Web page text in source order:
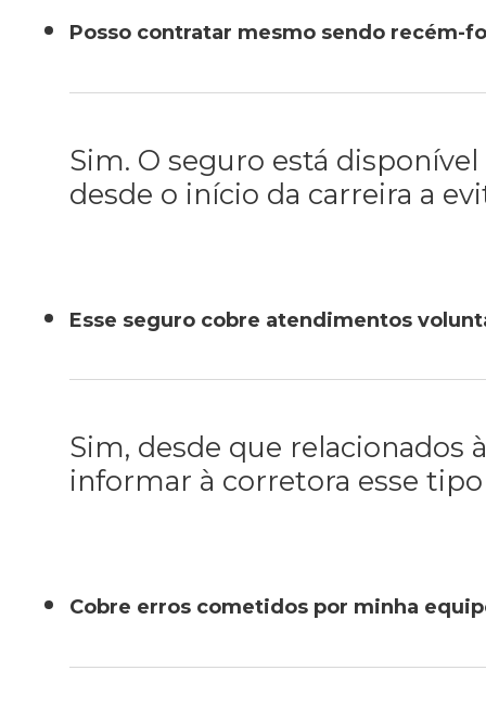
Posso contratar mesmo sendo recém-
Sim. O seguro está
desde o início da carreira a
Esse seguro cobre atendimentos
Sim, desde que relacionados
informar à corretora esse
Cobre erros cometidos por minha